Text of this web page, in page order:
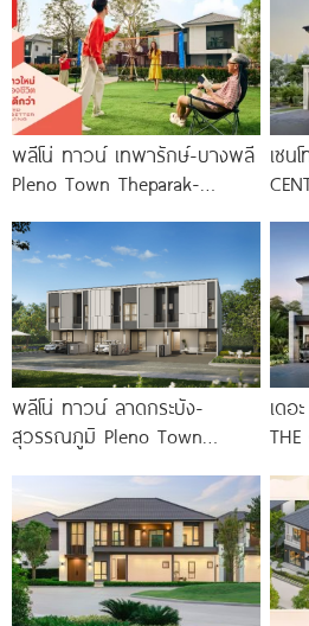
พลีโน่ ทาวน์ เทพารักษ์-บางพลี
Pleno Town Theparak-
ใหม่จาก AP เริ่ม 1.xx
เซน
สาย
พลีโน่ ทาวน์ ลาดกระบัง-
สุวรรณภูมิ Pleno Town
ทาวน์โฮมและบ้านแฝดใหม่ ใกล้นิ
คมฯ ลาดกระบัง และสนามบิน
สุวรรณภูมิ
เดอ
ทาง